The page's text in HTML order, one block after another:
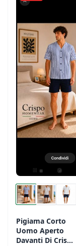
Pigiama Corto
Uomo Aperto
Davanti Di Crispo